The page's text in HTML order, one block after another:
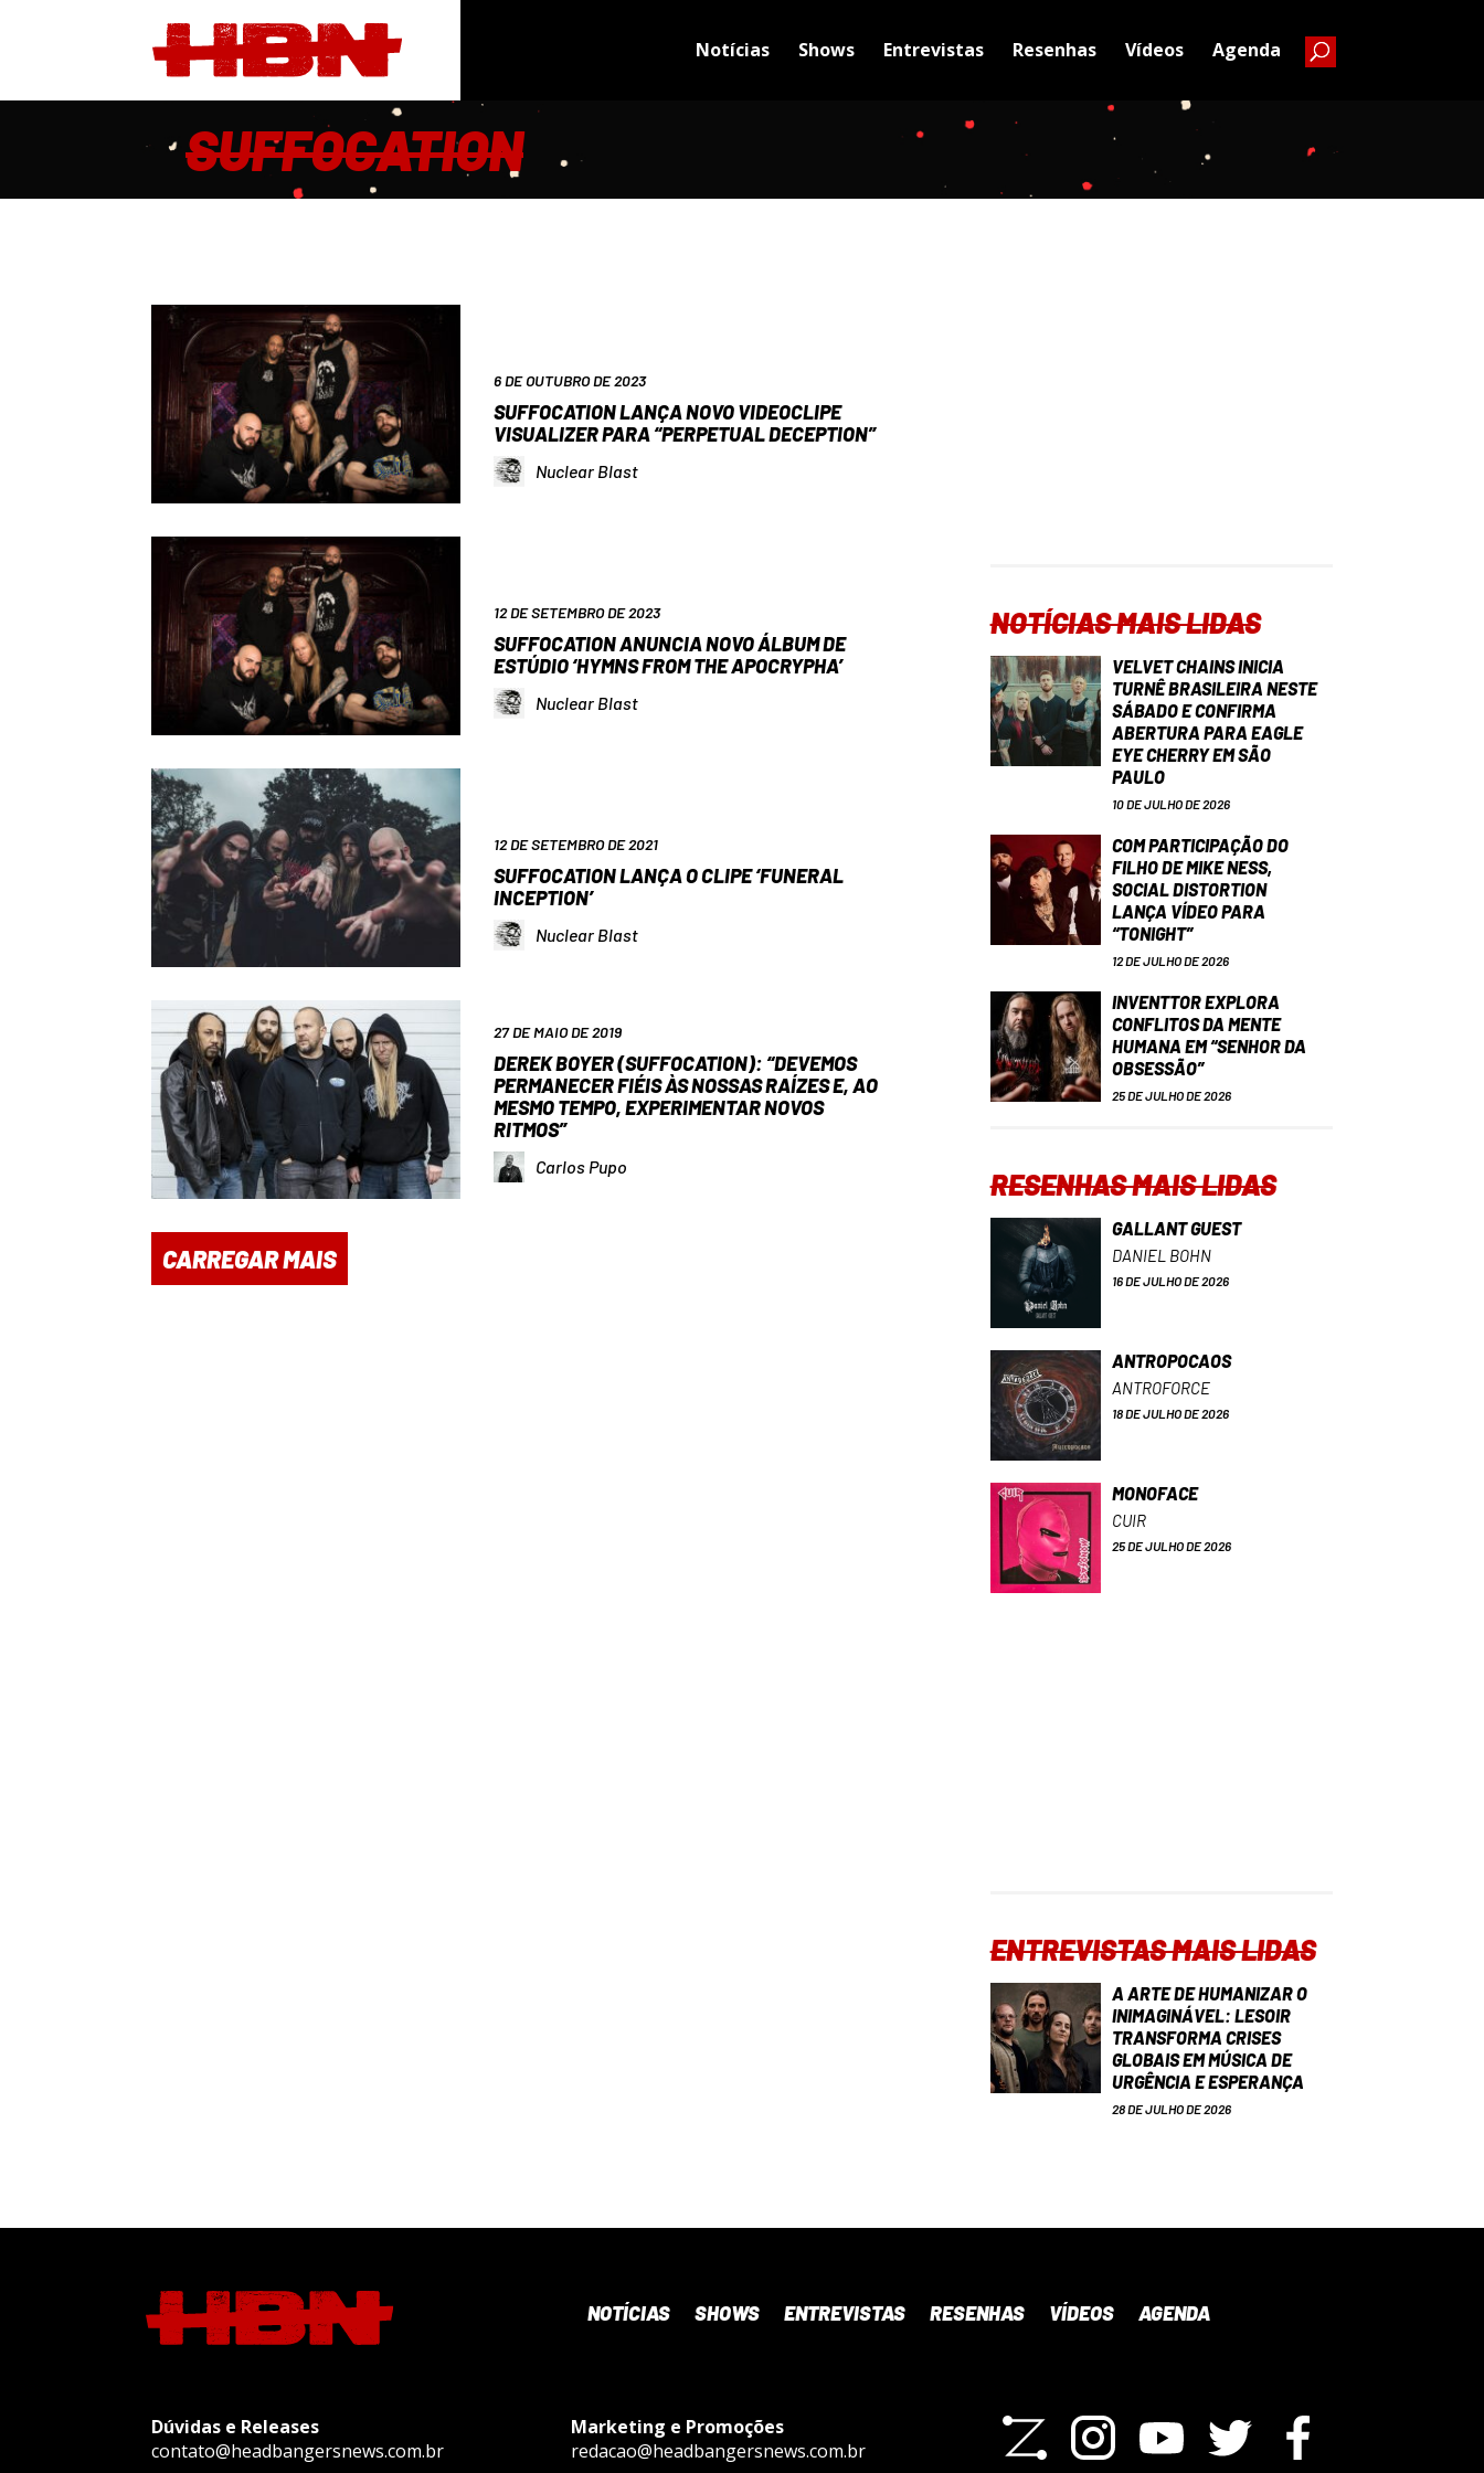
Notícias Shows Entrevistas Resenhas Vídeos Agenda
SUFFOCATION
6 DE OUTUBRO DE 2023
SUFFOCATION LANÇA NOVO VIDEOCLIPE
VISUALIZER PARA “PERPETUAL DECEPTION”
Nuclear Blast
12 DE SETEMBRO DE 2023
SUFFOCATION ANUNCIA NOVO ÁLBUM DE
ESTÚDIO ‘HYMNS FROM THE APOCRYPHA’
Nuclear Blast
12 DE SETEMBRO DE 2021
SUFFOCATION LANÇA O CLIPE ‘FUNERAL
INCEPTION’
Nuclear Blast
27 DE MAIO DE 2019
DEREK BOYER (SUFFOCATION): “DEVEMOS
PERMANECER FIÉIS ÀS NOSSAS RAÍZES E, AO
MESMO TEMPO, EXPERIMENTAR NOVOS
RITMOS”
Carlos Pupo
CARREGAR MAIS
NOTÍCIAS MAIS LIDAS
VELVET CHAINS INICIA
TURNÊ BRASILEIRA NESTE
SÁBADO E CONFIRMA
ABERTURA PARA EAGLE
EYE CHERRY EM SÃO
PAULO
10 DE JULHO DE 2026
COM PARTICIPAÇÃO DO
FILHO DE MIKE NESS,
SOCIAL DISTORTION
LANÇA VÍDEO PARA
“TONIGHT”
12 DE JULHO DE 2026
INVENTTOR EXPLORA
CONFLITOS DA MENTE
HUMANA EM “SENHOR DA
OBSESSÃO”
25 DE JULHO DE 2026
RESENHAS MAIS LIDAS
GALLANT GUEST
DANIEL BOHN
16 DE JULHO DE 2026
ANTROPOCAOS
ANTROFORCE
18 DE JULHO DE 2026
MONOFACE
CUIR
25 DE JULHO DE 2026
ENTREVISTAS MAIS LIDAS
A ARTE DE HUMANIZAR O
INIMAGINÁVEL: LESOIR
TRANSFORMA CRISES
GLOBAIS EM MÚSICA DE
URGÊNCIA E ESPERANÇA
28 DE JULHO DE 2026
NOTÍCIAS SHOWS ENTREVISTAS RESENHAS VÍDEOS AGENDA
Dúvidas e Releases
contato@headbangersnews.com.br
Marketing e Promoções
redacao@headbangersnews.com.br